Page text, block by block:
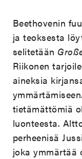
Beethovenin
ja teoksesta
selitetään
Riikonen
aineksia
tietämättömiä
luonteesta.
perheenisä
joka ymmärtää